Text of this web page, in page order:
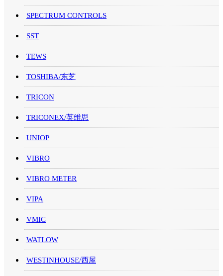
SPECTRUM CONTROLS
SST
TEWS
TOSHIBA/东芝
TRICON
TRICONEX/英维思
UNIOP
VIBRO
VIBRO METER
VIPA
VMIC
WATLOW
WESTINHOUSE/西屋